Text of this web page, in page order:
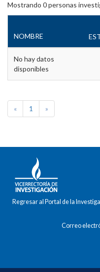
Mostrando 0personas
NOMBRE
No hay datos
disponibles
« 1 »
Regresar al Portal de la
Correo